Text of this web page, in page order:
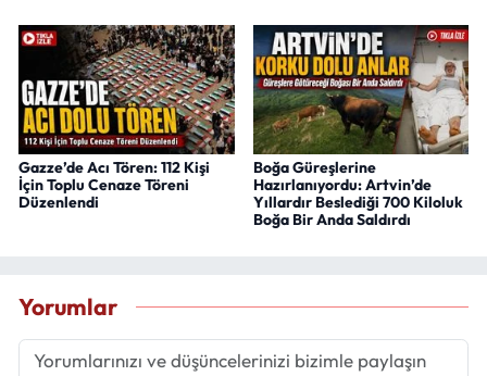
Gazze’de Acı Tören: 112 Kişi
İçin Toplu Cenaze Töreni
Düzenlendi
Boğa Güreşlerine
Hazırlanıyordu: Artvin’de
Yıllardır Beslediği 700 Kiloluk
Boğa Bir Anda Saldırdı
Yorumlar